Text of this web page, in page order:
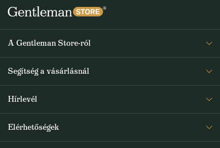
A Gentleman Store-ról
Rólunk
Journal
Segítség a vásárlásnál
Általános Szerződési Feltételek
Hírlevél
a speciális kínálatokról
Elérhetőségek